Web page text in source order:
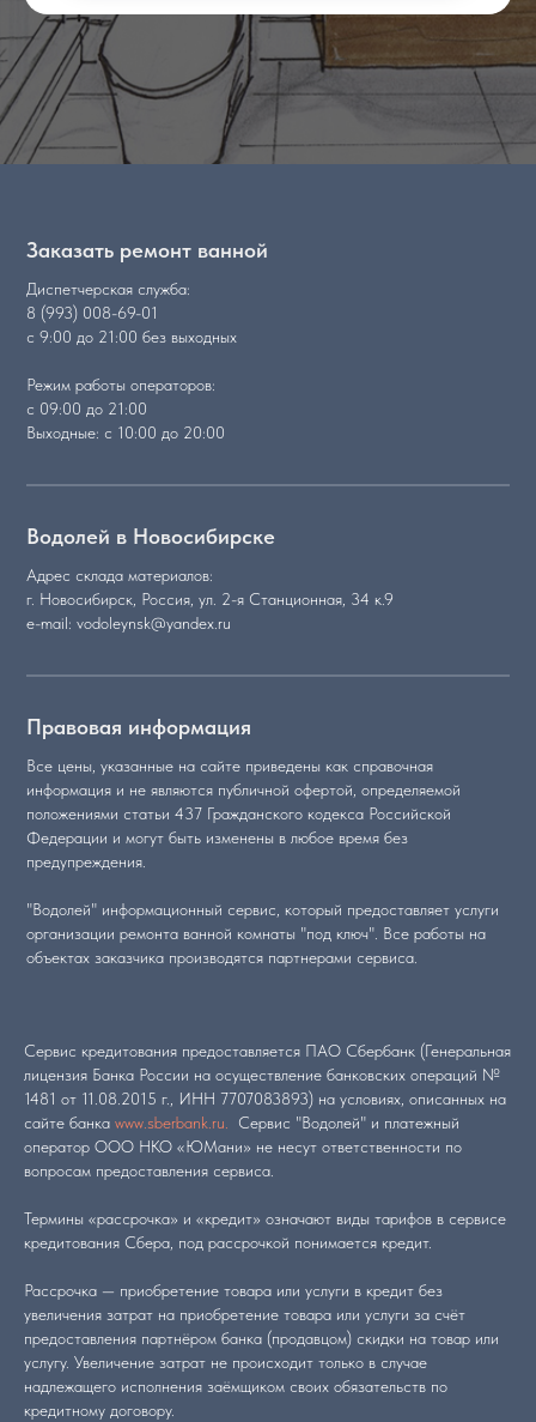
Заказать ремонт ванной
Диспетчерская служба:
8 (993) 008-69-01
с 9:00 до 21:00 без выходных
Режим работы операторов:
с 09:00 до 21:00
Выходные: с 10:00 до 20:00
Водолей в Новосибирске
Адрес склада материалов:
г. Новосибирск, Россия, ул. 2-я Станционная, 34 к.9
e-mail: vodoleynsk@yandex.ru
Правовая информация
Все цены, указанные на сайте приведены как справочная
информация и не являются публичной офертой, определяемой
положениями статьи 437 Гражданского кодекса Российской
Федерации и могут быть изменены в любое время без
предупреждения.
"Водолей" информационный сервис, который предоставляет услуги
организации ремонта ванной комнаты "под ключ". Все работы на
объектах заказчика производятся партнерами сервиса.
Сервис кредитования предоставляется ПАО Сбербанк (Генеральная
лицензия Банка России на осуществление банковских операций №
1481 от 11.08.2015 г., ИНН 7707083893) на условиях, описанных на
сайте банка www.sberbank.ru. Сервис "Водолей" и платежный
оператор ООО НКО «ЮМани» не несут ответственности по
вопросам предоставления сервиса.
Термины «рассрочка» и «кредит» означают виды тарифов в сервисе
кредитования Сбера, под рассрочкой понимается кредит.
Рассрочка — приобретение товара или услуги в кредит без
увеличения затрат на приобретение товара или услуги за счёт
предоставления партнёром банка (продавцом) скидки на товар или
услугу. Увеличение затрат не происходит только в случае
надлежащего исполнения заёмщиком своих обязательств по
кредитному договору.